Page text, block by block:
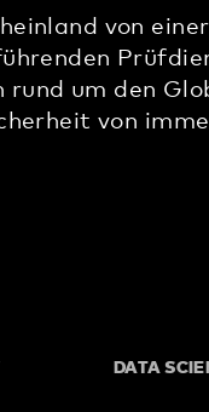
von
um den
von
DATA